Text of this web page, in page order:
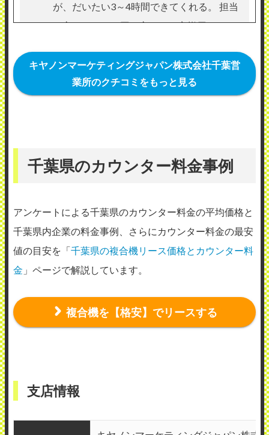
が、だいたい3～4時間できてくれる。 担当
の方はだいたい同じ方で、お客様用スリッ
使わなくていい。 修理の時間も、分解作業
がなければ1時間もかからず完了する。 定
2022年2月18日投稿
キヤノンマーケティングジャパン株式会社千葉営
業所のクチコミをもっと見る
千葉県のカウンター料金事例
アンケートによる千葉県のカウンター料金の平均価格と
千葉県内企業の料金事例、さらにカウンター料金の最安
値の目安を「千葉県の複合機リース価格とカウンター料
金 」ページで解説しています。
複合機を【格安】でリースする
支店情報